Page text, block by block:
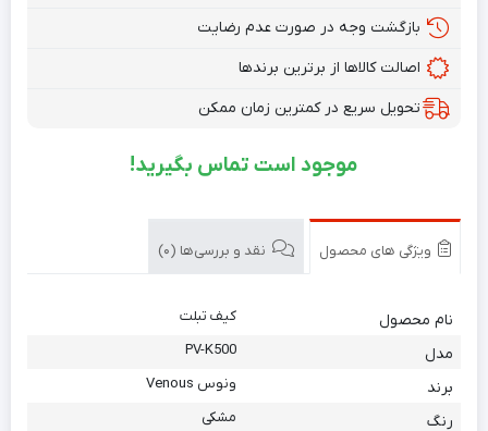
بازگشت وجه در صورت عدم رضایت
اصالت کالاها از برترین برندها
تحویل سریع در کمترین زمان ممکن
موجود است تماس بگیرید!
ویژگی های محصول نقد و بررسی‌ها (0)
نام محصول کیف تبلت
مدل PV-K500
برند ونوس Venous
رنگ مشکی